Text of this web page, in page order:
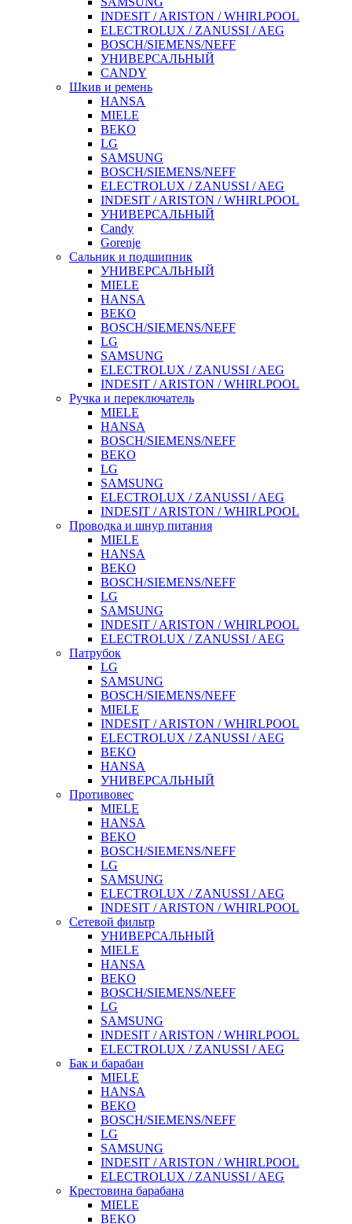
INDESIT / ARISTON / WHIRLPOOL
ELECTROLUX / ZANUSSI / AEG
BOSCH/SIEMENS/NEFF
УНИВЕРСАЛЬНЫЙ
CANDY
Шкив и ремень
HANSA
MIELE
BEKO
LG
SAMSUNG
BOSCH/SIEMENS/NEFF
ELECTROLUX / ZANUSSI / AEG
INDESIT / ARISTON / WHIRLPOOL
УНИВЕРСАЛЬНЫЙ
Candy
Gorenje
Сальник и подшипник
УНИВЕРСАЛЬНЫЙ
MIELE
HANSA
BEKO
BOSCH/SIEMENS/NEFF
LG
SAMSUNG
ELECTROLUX / ZANUSSI / AEG
INDESIT / ARISTON / WHIRLPOOL
Ручка и переключатель
MIELE
HANSA
BOSCH/SIEMENS/NEFF
BEKO
LG
SAMSUNG
ELECTROLUX / ZANUSSI / AEG
INDESIT / ARISTON / WHIRLPOOL
Проводка и шнур питания
MIELE
HANSA
BEKO
BOSCH/SIEMENS/NEFF
LG
SAMSUNG
INDESIT / ARISTON / WHIRLPOOL
ELECTROLUX / ZANUSSI / AEG
Патрубок
LG
SAMSUNG
BOSCH/SIEMENS/NEFF
MIELE
INDESIT / ARISTON / WHIRLPOOL
ELECTROLUX / ZANUSSI / AEG
BEKO
HANSA
УНИВЕРСАЛЬНЫЙ
Противовес
MIELE
HANSA
BEKO
BOSCH/SIEMENS/NEFF
LG
SAMSUNG
ELECTROLUX / ZANUSSI / AEG
INDESIT / ARISTON / WHIRLPOOL
Сетевой фильтр
УНИВЕРСАЛЬНЫЙ
MIELE
HANSA
BEKO
BOSCH/SIEMENS/NEFF
LG
SAMSUNG
INDESIT / ARISTON / WHIRLPOOL
ELECTROLUX / ZANUSSI / AEG
Бак и барабан
MIELE
HANSA
BEKO
BOSCH/SIEMENS/NEFF
LG
SAMSUNG
INDESIT / ARISTON / WHIRLPOOL
ELECTROLUX / ZANUSSI / AEG
Крестовина барабана
MIELE
BEKO